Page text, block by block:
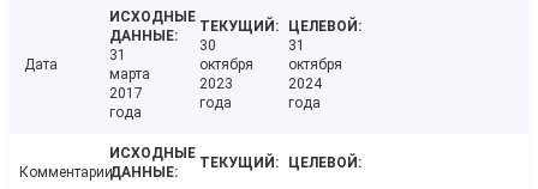
Дата
31
марта
2017
года
30
октября
2023
года
31
октября
2024
года
Комментарии